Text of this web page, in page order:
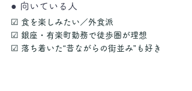
● 向いている人
☑ 食を楽しみたい／外食派
☑ 銀座・有楽町勤務で徒歩圏が理想
☑ 落ち着いた“昔ながらの街並み”も好き